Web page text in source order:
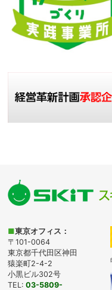
■東京オフィス：
〒101-0064
東京都千代田区神田
猿楽町2-4-2
小黒ビル302号
TEL:03-5809-